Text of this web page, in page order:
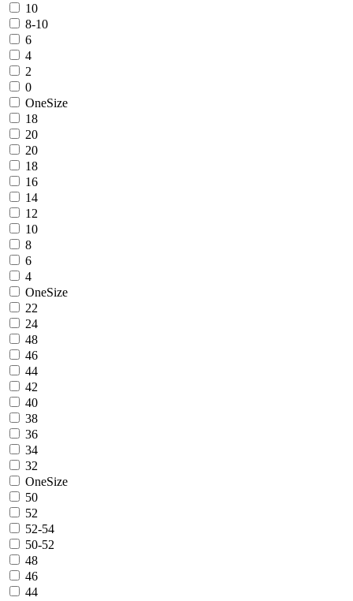
10
8-10
6
4
2
0
OneSize
18
20
20
18
16
14
12
10
8
6
4
OneSize
22
24
48
46
44
42
40
38
36
34
32
OneSize
50
52
52-54
50-52
48
46
44